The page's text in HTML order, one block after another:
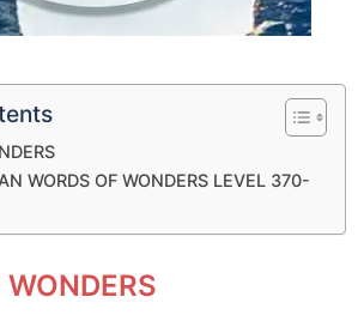
WORDS OF WONDERS LEVEL 370-